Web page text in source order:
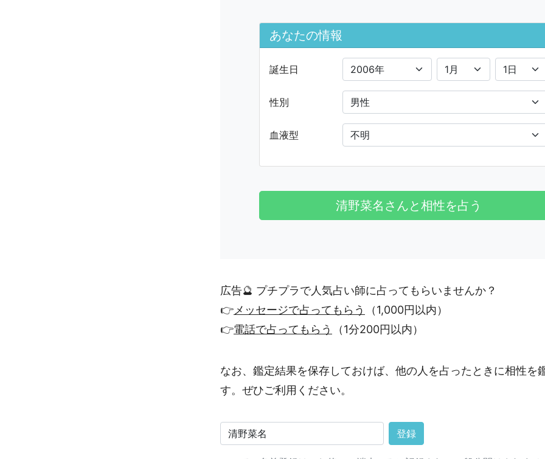
あなたの情報
誕生日
性別
血液型
広告🔮 プチプラで人気占い師に占ってもらいませんか？
👉メッセージで占ってもらう
（1,000円以内）
👉電話で占ってもらう （1分200円以内）
なお、鑑定結果を保存しておけば、他の人を占ったときに相性を
す。ぜひご利用ください。
登録